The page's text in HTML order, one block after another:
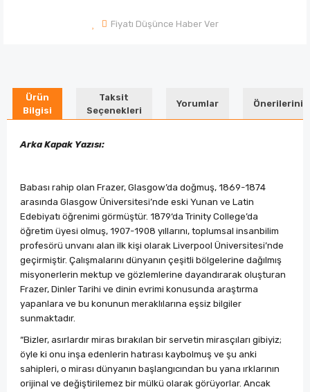
Fiyatı Düşünce Haber Ver
Ürün
Bilgisi
Taksit
Seçenekleri
Yorumlar Önerileriniz
Arka Kapak Yazısı:
Babası rahip olan Frazer, Glasgow’da doğmuş, 1869-1874
arasında Glasgow Üniversitesi’nde eski Yunan ve Latin
Edebiyatı öğrenimi görmüştür. 1879‘da Trinity College’da
öğretim üyesi olmuş, 1907-1908 yıllarını, toplumsal insanbilim
profesörü unvanı alan ilk kişi olarak Liverpool Üniversitesi’nde
geçirmiştir. Çalışmalarını dünyanın çeşitli bölgelerine dağılmış
misyonerlerin mektup ve gözlemlerine dayandırarak oluşturan
Frazer, Dinler Tarihi ve dinin evrimi konusunda araştırma
yapanlara ve bu konunun meraklılarına eşsiz bilgiler
sunmaktadır.
“Bizler, asırlardır miras bırakılan bir servetin mirasçıları gibiyiz;
öyle ki onu inşa edenlerin hatırası kaybolmuş ve şu anki
sahipleri, o mirası dünyanın başlangıcından bu yana ırklarının
orijinal ve değiştirilemez bir mülkü olarak görüyorlar. Ancak